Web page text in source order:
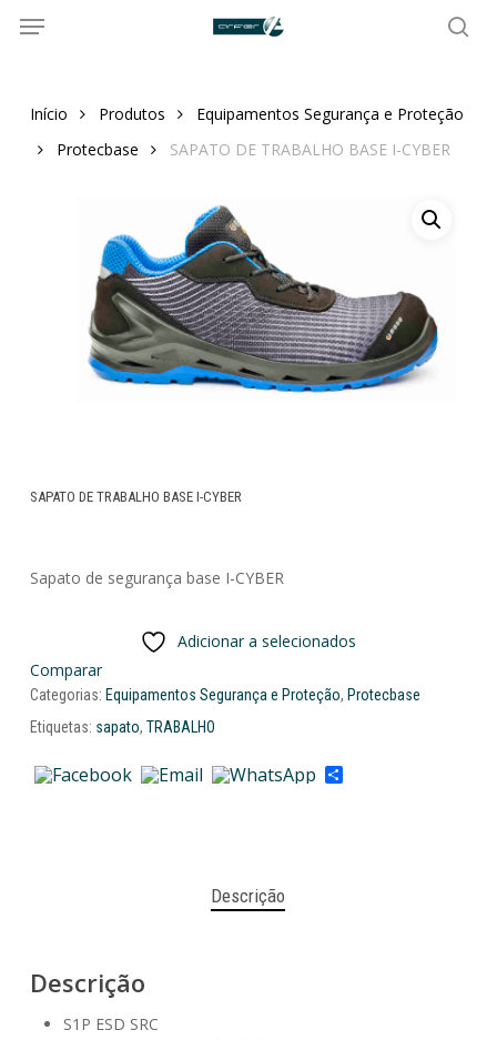
Menu
Início Produtos
Equipamentos Segurança e Proteção
Protecbase
SAPATO DE TRABALHO BASE I-CYBER
SAPATO DE TRABALHO BASE I-CYBER
Sapato de segurança base I-CYBER
Adicionar a selecionados
Comparar
Categorias: Equipamentos Segurança e Proteção, Protecbase
Etiquetas: sapato, TRABALHO
Share
Descrição
Descrição
S1P ESD SRC